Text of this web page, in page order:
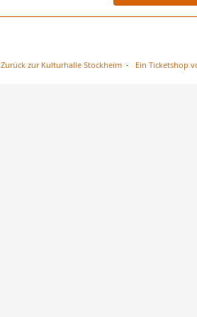
Zurück zur Kulturhalle Stockheim Ein Ticketshop